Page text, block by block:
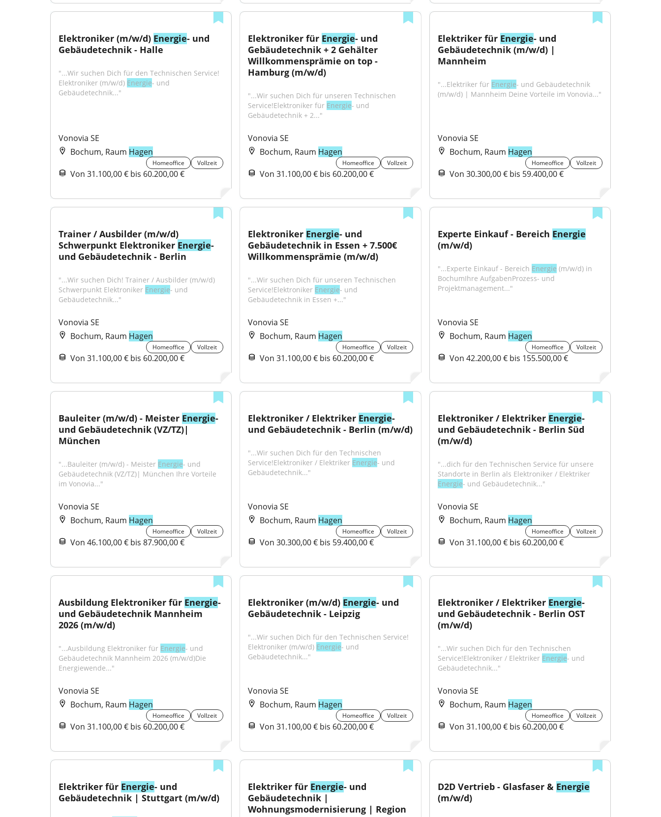
Elektroniker (m/w/d) Energie- und
Gebäudetechnik - Halle
"...Wir suchen Dich für den Technischen Service!
Elektroniker (m/w/d) Energie- und
Gebäudetechnik..."
Vonovia SE
Bochum, Raum Hagen
Homeoffice Vollzeit
Von 31.100,00 € bis 60.200,00 €
Elektroniker für Energie- und
Gebäudetechnik + 2 Gehälter
Willkommensprämie on top -
Hamburg (m/w/d)
"...Wir suchen Dich für unseren Technischen
Service!Elektroniker für Energie- und
Gebäudetechnik + 2..."
Vonovia SE
Bochum, Raum Hagen
Homeoffice Vollzeit
Von 31.100,00 € bis 60.200,00 €
Elektriker für Energie- und
Gebäudetechnik (m/w/d) |
Mannheim
"...Elektriker für Energie- und Gebäudetechnik
(m/w/d) | Mannheim Deine Vorteile im Vonovia..."
Vonovia SE
Bochum, Raum Hagen
Homeoffice Vollzeit
Von 30.300,00 € bis 59.400,00 €
Trainer / Ausbilder (m/w/d)
Schwerpunkt Elektroniker Energie-
und Gebäudetechnik - Berlin
"...Wir suchen Dich! Trainer / Ausbilder (m/w/d)
Schwerpunkt Elektroniker Energie- und
Gebäudetechnik..."
Vonovia SE
Bochum, Raum Hagen
Homeoffice Vollzeit
Von 31.100,00 € bis 60.200,00 €
Elektroniker Energie- und
Gebäudetechnik in Essen + 7.500€
Willkommensprämie (m/w/d)
"...Wir suchen Dich für unseren Technischen
Service!Elektroniker Energie- und
Gebäudetechnik in Essen +..."
Vonovia SE
Bochum, Raum Hagen
Homeoffice Vollzeit
Von 31.100,00 € bis 60.200,00 €
Experte Einkauf - Bereich Energie
(m/w/d)
"...​Experte Einkauf - Bereich Energie (m/w/d) in
BochumIhre AufgabenProzess- und
Projektmanagement..."
Vonovia SE
Bochum, Raum Hagen
Homeoffice Vollzeit
Von 42.200,00 € bis 155.500,00 €
Bauleiter (m/w/d) - Meister Energie-
und Gebäudetechnik (VZ/TZ)|
München
"...Bauleiter (m/w/d) - Meister Energie- und
Gebäudetechnik (VZ/TZ)| München Ihre Vorteile
im Vonovia..."
Vonovia SE
Bochum, Raum Hagen
Homeoffice Vollzeit
Von 46.100,00 € bis 87.900,00 €
Elektroniker / Elektriker Energie-
und Gebäudetechnik - Berlin (m/w/d)
"...Wir suchen Dich für den Technischen
Service!Elektroniker / Elektriker Energie- und
Gebäudetechnik..."
Vonovia SE
Bochum, Raum Hagen
Homeoffice Vollzeit
Von 30.300,00 € bis 59.400,00 €
Elektroniker / Elektriker Energie-
und Gebäudetechnik - Berlin Süd
(m/w/d)
"...dich für den Technischen Service für unsere
Standorte in Berlin als Elektroniker / Elektriker
Energie- und Gebäudetechnik..."
Vonovia SE
Bochum, Raum Hagen
Homeoffice Vollzeit
Von 31.100,00 € bis 60.200,00 €
Ausbildung Elektroniker für Energie-
und Gebäudetechnik Mannheim
2026 (m/w/d)
"...Ausbildung Elektroniker für Energie- und
Gebäudetechnik Mannheim 2026 (m/w/d)Die
Energiewende..."
Vonovia SE
Bochum, Raum Hagen
Homeoffice Vollzeit
Von 31.100,00 € bis 60.200,00 €
Elektroniker (m/w/d) Energie- und
Gebäudetechnik - Leipzig
"...Wir suchen Dich für den Technischen Service!
Elektroniker (m/w/d) Energie- und
Gebäudetechnik..."
Vonovia SE
Bochum, Raum Hagen
Homeoffice Vollzeit
Von 31.100,00 € bis 60.200,00 €
Elektroniker / Elektriker Energie-
und Gebäudetechnik - Berlin OST
(m/w/d)
"...Wir suchen Dich für den Technischen
Service!Elektroniker / Elektriker Energie- und
Gebäudetechnik..."
Vonovia SE
Bochum, Raum Hagen
Homeoffice Vollzeit
Von 31.100,00 € bis 60.200,00 €
Elektriker für Energie- und
Gebäudetechnik | Stuttgart (m/w/d)
Elektriker für Energie- und
Gebäudetechnik |
Wohnungsmodernisierung | Region
D2D Vertrieb - Glasfaser & Energie
(m/w/d)